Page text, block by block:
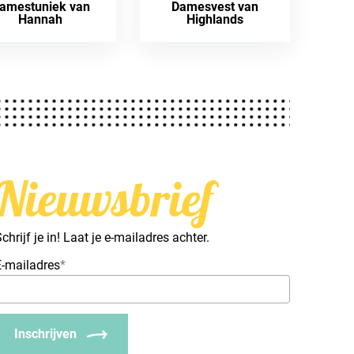
van
Hannah
Damesvest van
Highlands
je in! Laat je e-mailadres achter.
mailadres*
Inschrijven